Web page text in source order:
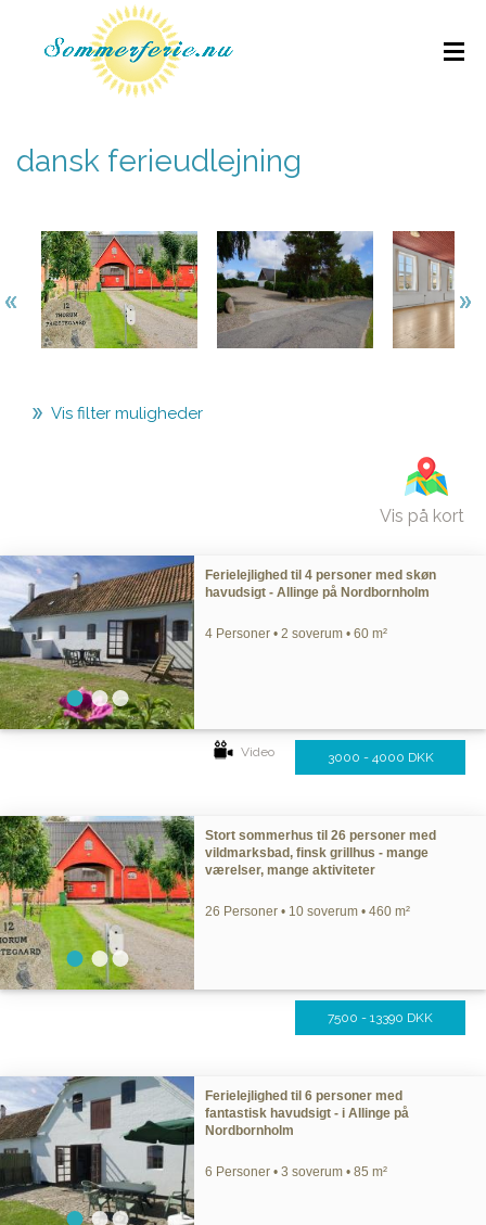
dansk ferieudlejning
Vis filter muligheder
Vis på kort
Ferielejlighed til 4 personer med skøn
havudsigt - Allinge på Nordbornholm
4 Personer • 2 soverum • 60 m²
Video 3000 - 4000 DKK
Stort sommerhus til 26 personer med
vildmarksbad, finsk grillhus - mange
værelser, mange aktiviteter
26 Personer • 10 soverum • 460 m²
7500 - 13390 DKK
Ferielejlighed til 6 personer med
fantastisk havudsigt - i Allinge på
Nordbornholm
6 Personer • 3 soverum • 85 m²